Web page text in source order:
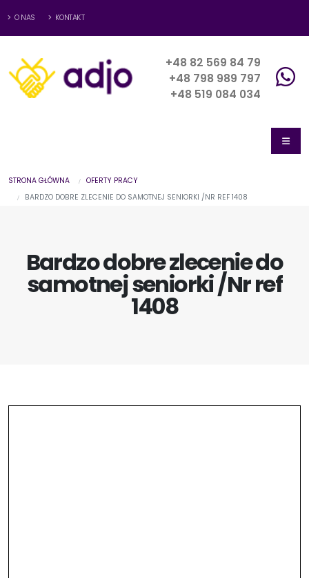
O NAS KONTAKT
+48 82 569 84 79
+48 798 989 797
+48 519 084 034
STRONA GŁÓWNA
OFERTY PRACY
BARDZO DOBRE ZLECENIE DO SAMOTNEJ SENIORKI /NR REF 1408
Bardzo dobre zlecenie do
samotnej seniorki /Nr ref
1408